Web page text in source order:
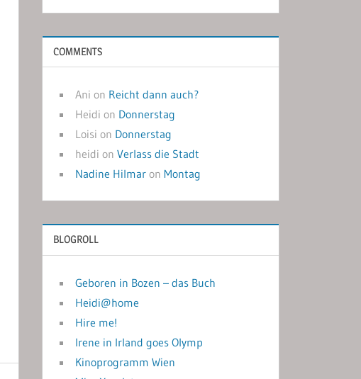
COMMENTS
Ani on Reicht dann auch?
Heidi on Donnerstag
Loisi on Donnerstag
heidi onVerlass die Stadt
Nadine Hilmar onMontag
BLOGROLL
Geboren in Bozen – das Buch
Heidi@home
Hire me!
Irene in Irland goes Olymp
Kinoprogramm Wien